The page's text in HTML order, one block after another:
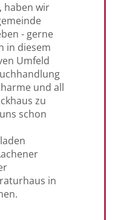
haben wir
- gerne
in diesem
Umfeld
und all
zu
schon
in